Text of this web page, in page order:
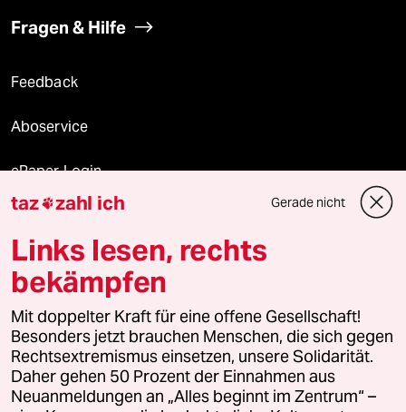
Fragen & Hilfe
Feedback
Aboservice
ePaper Login
Downloads für Abonnierende
© 2026 taz Verlags und Vertriebs GmbH
Alle Rechte vorbehalten. Bei rechtlichen Fragen oder für Genehmigungen
wenden Sie sich bitte an
lizenzen@taz.de
Feedback Redaktionsstatut Kommune-Richtlinien
taz zahl ich Gerade nicht
Links lesen, rechts
bekämpfen
Mit doppelter Kraft für eine offene Gesellschaft!
Besonders jetzt brauchen Menschen, die sich gegen
Rechtsextremismus einsetzen, unsere Solidarität.
Daher gehen 50 Prozent der Einnahmen aus
Neuanmeldungen an „Alles beginnt im Zentrum“ –